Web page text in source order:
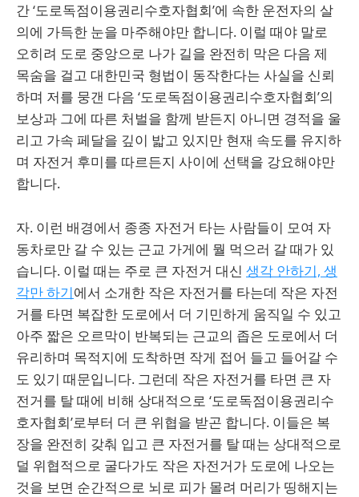
간 ‘도로독점이용권리수호자협회’에 속한 운전자의 살
의에 가득한 눈을 마주해야만 합니다. 이럴 때야 말로
오히려 도로 중앙으로 나가 길을 완전히 막은 다음 제
목숨을 걸고 대한민국 형법이 동작한다는 사실을 신뢰
하며 저를 뭉갠 다음 ‘도로독점이용권리수호자협회’의
보상과 그에 따른 처벌을 함께 받든지 아니면 경적을 울
리고 가속 페달을 깊이 밟고 있지만 현재 속도를 유지하
며 자전거 후미를 따르든지 사이에 선택을 강요해야만
합니다.
자. 이런 배경에서 종종 자전거 타는 사람들이 모여 자
동차로만 갈 수 있는 근교 가게에 뭘 먹으러 갈 때가 있
습니다. 이럴 때는 주로 큰 자전거 대신 생각 안하기, 생
각만 하기에서 소개한 작은 자전거를 타는데 작은 자전
거를 타면 복잡한 도로에서 더 기민하게 움직일 수 있고
아주 짧은 오르막이 반복되는 근교의 좁은 도로에서 더
유리하며 목적지에 도착하면 작게 접어 들고 들어갈 수
도 있기 때문입니다. 그런데 작은 자전거를 타면 큰 자
전거를 탈 때에 비해 상대적으로 ‘도로독점이용권리수
호자협회’로부터 더 큰 위협을 받곤 합니다. 이들은 복
장을 완전히 갖춰 입고 큰 자전거를 탈 때는 상대적으로
덜 위협적으로 굴다가도 작은 자전거가 도로에 나오는
것을 보면 순간적으로 뇌로 피가 몰려 머리가 띵해지는